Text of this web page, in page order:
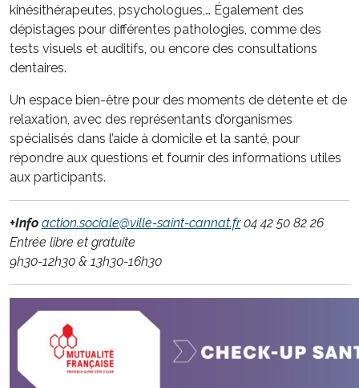
kinésithérapeutes, psychologues,… Également des
dépistages pour différentes pathologies, comme des
tests visuels et auditifs, ou encore des consultations
dentaires.
Un espace bien-être pour des moments de détente et de
relaxation, avec des représentants d’organismes
spécialisés dans l’aide à domicile et la santé, pour
répondre aux questions et fournir des informations utiles
aux participants.
+Info action.sociale@ville-saint-cannat.fr04 42 50 82 26
Entrée libre et gratuite
9h30-12h30 & 13h30-16h30